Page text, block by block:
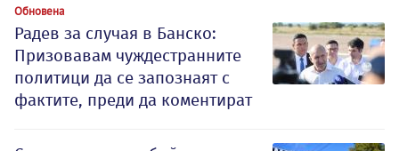
Обновена
Радев за случая в Банско:
Призовавам чуждестранните
политици да се запознаят с
фактите, преди да коментират